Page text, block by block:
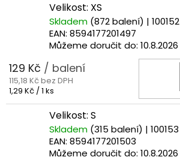
Velikost: XS
Skladem (872 balení) | 100152
EAN: 8594177201497
Můžeme doručit do: 10.8.2026
129 Kč / balení
115,18 Kč bez DPH
Měrná
1,29 Kč / 1 ks
Velikost: S
Skladem (315 balení) | 100153
EAN: 8594177201503
Můžeme doručit do: 10.8.2026